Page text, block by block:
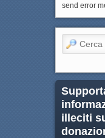
send error
Cerca
illeciti